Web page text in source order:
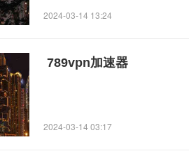
2024-03-14 13:24
789vpn加速器
2024-03-14 03:17